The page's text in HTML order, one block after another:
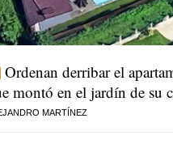
Ordenan derribar el
montó en el jardín de su
MARTÍNEZ